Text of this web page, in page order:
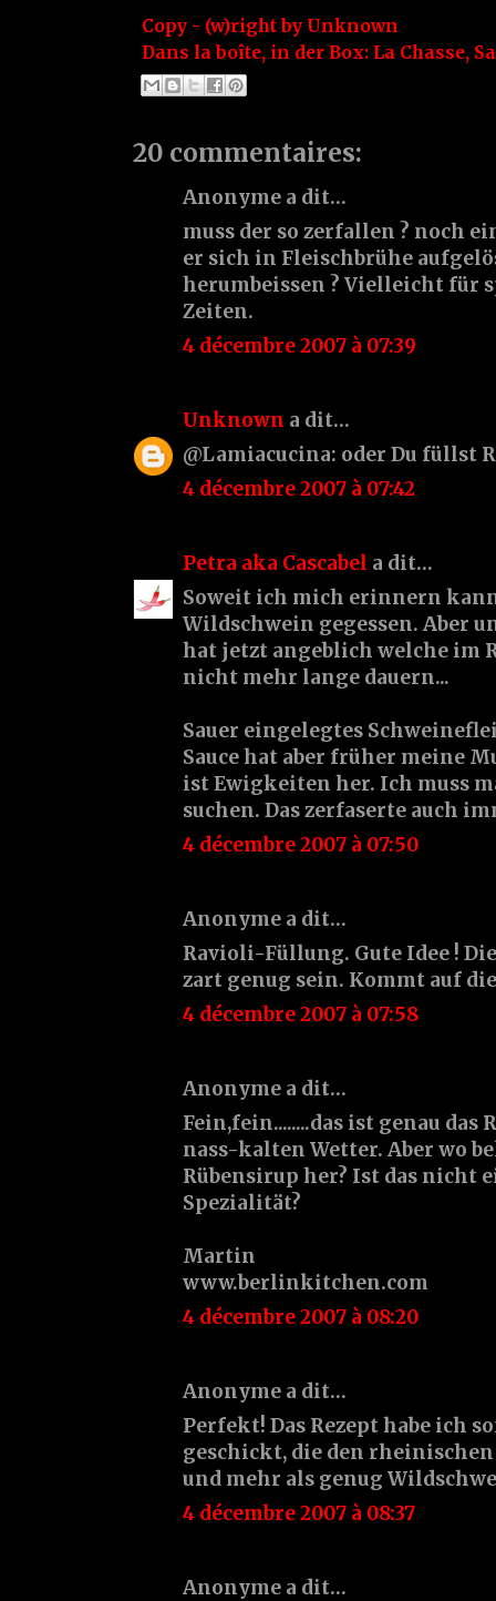
Copy - (w)right by Unknown
Dans la boîte, in der Box: La Chasse,
20 commentaires:
Anonyme a dit…
muss der so zerfallen ? noch
er sich in Fleischbrühe
herumbeissen ? Vielleicht für
Zeiten.
4 décembre 2007 à 07:39
Unknown a dit…
@Lamiacucina: oder Du füllst
4 décembre 2007 à 07:42
Petra aka Cascabel a dit…
Soweit ich mich erinnern
Wildschwein gegessen. Aber
hat jetzt angeblich welche im
nicht mehr lange dauern...
Sauer eingelegtes
Sauce hat aber früher meine
ist Ewigkeiten her. Ich muss
suchen. Das zerfaserte auch
4 décembre 2007 à 07:50
Anonyme a dit…
Ravioli-Füllung. Gute Idee !
zart genug sein. Kommt auf
4 décembre 2007 à 07:58
Anonyme a dit…
Fein,fein........das ist genau das
nass-kalten Wetter. Aber wo
Rübensirup her? Ist das nicht
Spezialität?
Martin
www.berlinkitchen.com
4 décembre 2007 à 08:20
Anonyme a dit…
Perfekt! Das Rezept habe ich
geschickt, die den
und mehr als genug
4 décembre 2007 à 08:37
Anonyme a dit…